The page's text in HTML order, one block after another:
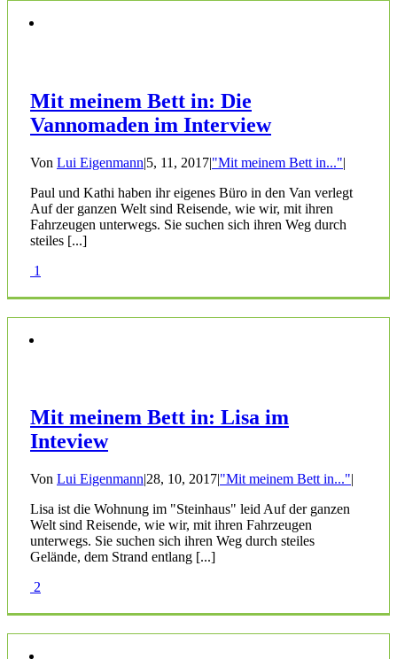
Mit meinem Bett in: Die
Vannomaden im Interview
Von Lui Eigenmann|5, 11, 2017|"Mit meinem Bett in..."|
Paul und Kathi haben ihr eigenes Büro in den Van verlegt
Auf der ganzen Welt sind Reisende, wie wir, mit ihren
Fahrzeugen unterwegs. Sie suchen sich ihren Weg durch
steiles [...]
1
Mit meinem Bett in: Lisa im
Inteview
Von Lui Eigenmann|28, 10, 2017|"Mit meinem Bett in..."|
Lisa ist die Wohnung im "Steinhaus" leid Auf der ganzen
Welt sind Reisende, wie wir, mit ihren Fahrzeugen
unterwegs. Sie suchen sich ihren Weg durch steiles
Gelände, dem Strand entlang [...]
2